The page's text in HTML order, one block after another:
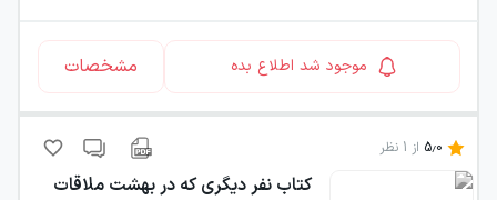
موجود شد اطلاع بده مشخصات
5.0 از 1 نظر
کتاب نفر دیگری که در بهشت ملاقات